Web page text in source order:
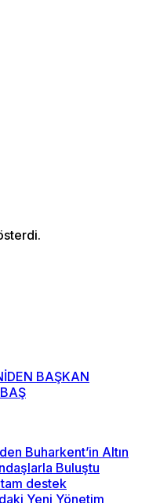
BAŞKAN
Buharkent’in Altın
Buluştu
tam destek
Yeni Yönetim